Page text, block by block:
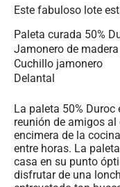
Este fabuloso lote
Paleta curada 50%
Jamonero de madera
Cuchillo jamonero
Delantal
La paleta 50%
reunión de amigos
encimera de la
entre horas. La
casa en su punto
disfrutar de una